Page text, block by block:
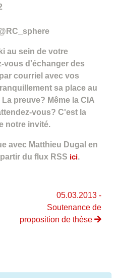
au sein de votre
vous d'échanger des
courriel avec vos
sa place au
preuve? Même la CIA
vous? C'est la
notre invité.
avec Matthieu Dugal en
du flux RSS ici.
05.03.2013 -
Soutenance de
proposition de thèse